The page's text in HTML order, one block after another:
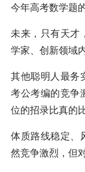
今年高考数学题
未来，只有天才
学家、创新领域
其他聪明人最务
考公考编的竞争
位的招录比真的
体质路线稳定、
然竞争激烈，但